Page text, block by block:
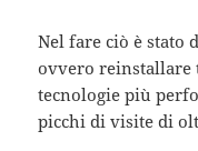
Nel fare ciò è stato
ovvero
tecnologie più
picchi di visite di